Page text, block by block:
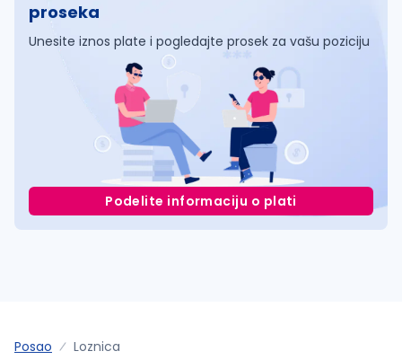
proseka
Unesite iznos plate i pogledajte prosek za vašu poziciju
Podelite informaciju o plati
Posao Loznica